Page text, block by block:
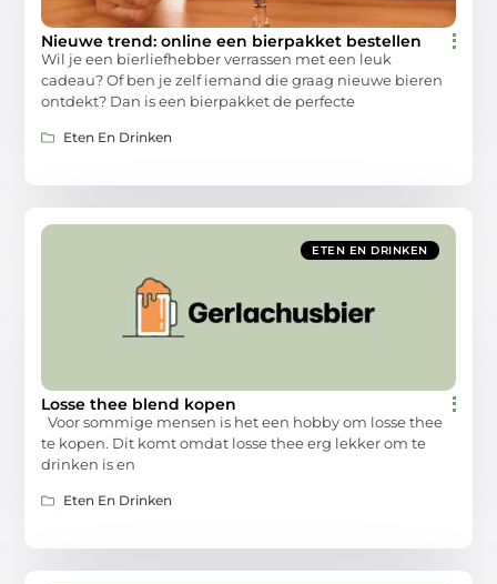
Nieuwe trend: online een bierpakket bestellen
Wil je een bierliefhebber verrassen met een leuk
cadeau? Of ben je zelf iemand die graag nieuwe bieren
ontdekt? Dan is een bierpakket de perfecte
Eten En Drinken
ETEN EN DRINKEN
Losse thee blend kopen
Voor sommige mensen is het een hobby om losse thee
te kopen. Dit komt omdat losse thee erg lekker om te
drinken is en
Eten En Drinken